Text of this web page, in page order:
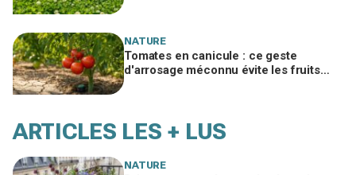
NATURE
Tomates en canicule : ce geste
d'arrosage méconnu évite les fruits
ARTICLES LES + LUS
NATURE